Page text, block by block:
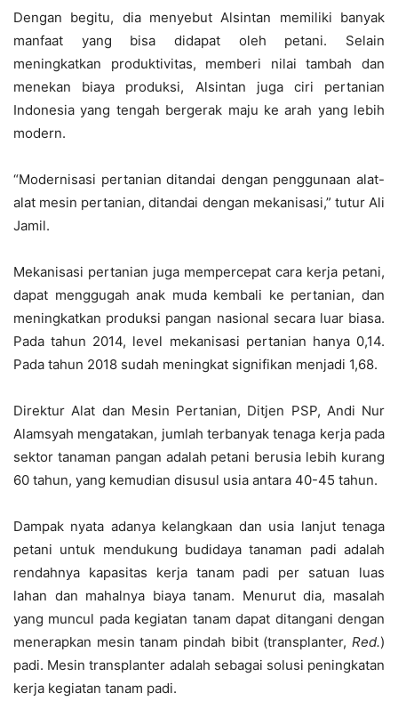
Dengan begitu, dia menyebut Alsintan memiliki banyak
manfaat yang bisa didapat oleh petani. Selain
meningkatkan produktivitas, memberi nilai tambah dan
menekan biaya produksi, Alsintan juga ciri pertanian
Indonesia yang tengah bergerak maju ke arah yang lebih
modern.
“Modernisasi pertanian ditandai dengan penggunaan alat-
alat mesin pertanian, ditandai dengan mekanisasi,” tutur Ali
Jamil.
Mekanisasi pertanian juga mempercepat cara kerja petani,
dapat menggugah anak muda kembali ke pertanian, dan
meningkatkan produksi pangan nasional secara luar biasa.
Pada tahun 2014, level mekanisasi pertanian hanya 0,14.
Pada tahun 2018 sudah meningkat signifikan menjadi 1,68.
Direktur Alat dan Mesin Pertanian, Ditjen PSP, Andi Nur
Alamsyah mengatakan, jumlah terbanyak tenaga kerja pada
sektor tanaman pangan adalah petani berusia lebih kurang
60 tahun, yang kemudian disusul usia antara 40-45 tahun.
Dampak nyata adanya kelangkaan dan usia lanjut tenaga
petani untuk mendukung budidaya tanaman padi adalah
rendahnya kapasitas kerja tanam padi per satuan luas
lahan dan mahalnya biaya tanam. Menurut dia, masalah
yang muncul pada kegiatan tanam dapat ditangani dengan
menerapkan mesin tanam pindah bibit (transplanter, Red.)
padi. Mesin transplanter adalah sebagai solusi peningkatan
kerja kegiatan tanam padi.